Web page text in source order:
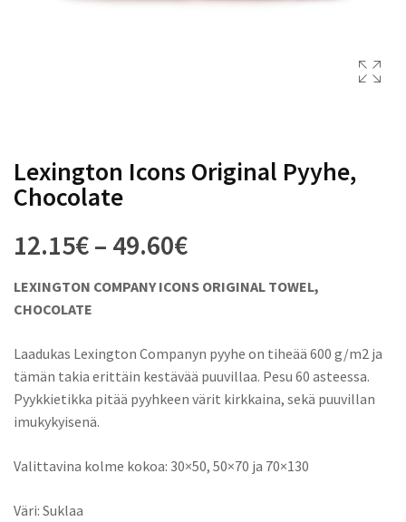
Lexington Icons Original Pyyhe,
Chocolate
12.15€– 49.60€Hintaluokka:
12.15€
49.60€
LEXINGTON COMPANY ICONS ORIGINAL TOWEL,
CHOCOLATE
Laadukas Lexington Companyn pyyhe on tiheää 600 g/m2 ja
tämän takia erittäin kestävää puuvillaa. Pesu 60 asteessa.
Pyykkietikka pitää pyyhkeen värit kirkkaina, sekä puuvillan
imukykyisenä.
Valittavina kolme kokoa: 30×50, 50×70 ja 70×130
Väri: Suklaa